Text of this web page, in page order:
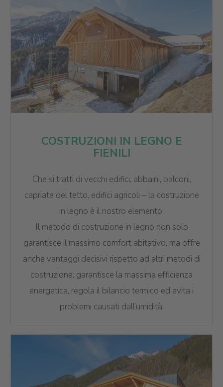
COSTRUZIONI IN LEGNO E
FIENILI
Che si tratti di vecchi edifici, abbaini, balconi,
capriate del tetto, edifici agricoli – la costruzione
in legno è il nostro elemento.
Il metodo di costruzione in legno non solo
garantisce il massimo comfort abitativo, ma offre
anche vantaggi decisivi rispetto ad altri metodi di
costruzione: garantisce la massima efficienza
energetica, regola il bilancio termico ed evita i
problemi causati dall’umidità.